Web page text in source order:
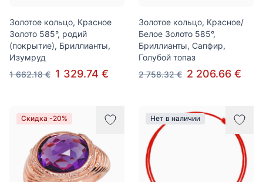
Золотое кольцо, Красное
Золото 585°, родий
(покрытие), Бриллианты,
Изумруд
1 662.18 € 1 329.74 €
Золотое кольцо, Красное/
Белое Золото 585°,
Бриллианты, Сапфир,
Голубой топаз
2 758.32 € 2 206.66 €
Скидка -20% Нет в наличии